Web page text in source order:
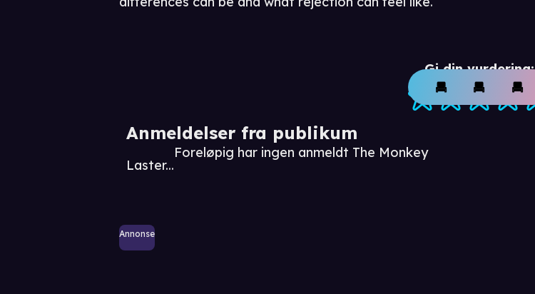
Gi din vurdering:
Anmeldelser fra publikum
Laster...
Foreløpig har ingen anmeldt The Monkey
Annonse